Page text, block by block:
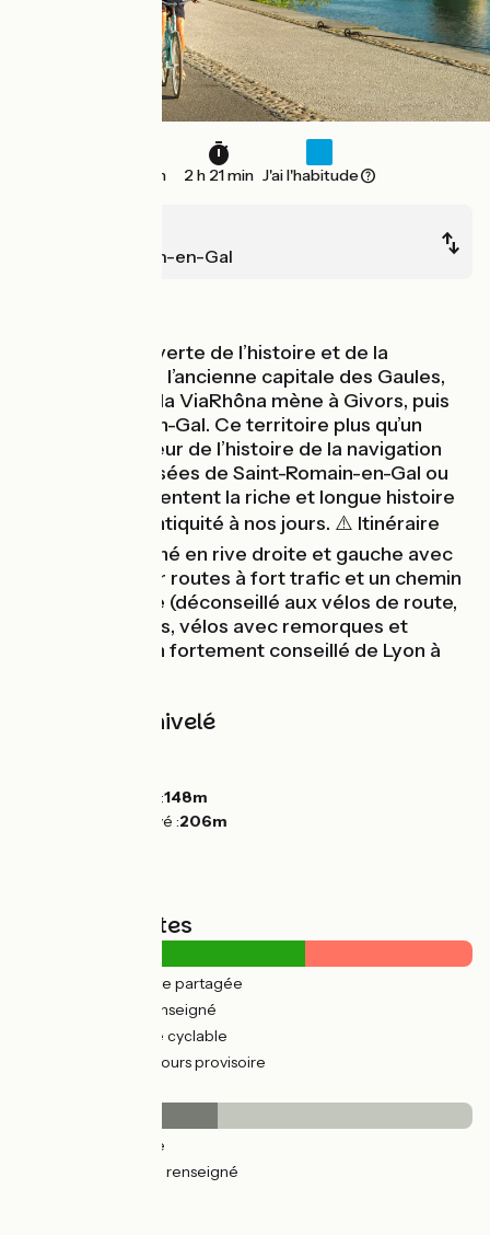
36 km 2 h 21 min J'ai l'habitude
Saint-Romain-en-Gal
Après la découverte de l’histoire et de la
gastronomie de l’ancienne capitale des Gaules,
cette étape de la ViaRhôna mène à Givors, puis
Saint-Romain-en-Gal. Ce territoire plus qu’un
autre, est au cœur de l’histoire de la navigation
fluviale. Les musées de Saint-Romain-en-Gal ou
de Vienne, présentent la riche et longue histoire
du fleuve de l’antiquité à nos jours. ⚠️ Itinéraire
provisoire jalonné en rive droite et gauche avec
des sections sur routes à fort trafic et un chemin
peu carrossable (déconseillé aux vélos de route,
tandems, cargos, vélos avec remorques et
sacoches). Train fortement conseillé de Lyon à
Pentes et dénivelé
Point le plus bas :148m
Point le plus élevé :206m
Types de routes
(34%) Route partagée
(4%) Non renseigné
(62%) Voie cyclable
(58%) Parcours provisoire
(44%) Lisse
(56%) Non renseigné